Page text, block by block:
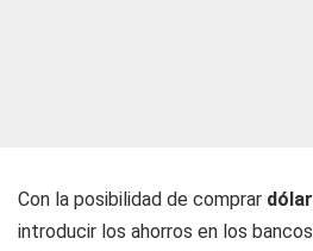
Con la posibilidad de comprar
introducir los ahorros en los